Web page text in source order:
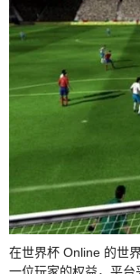
在世界杯 Online 的世